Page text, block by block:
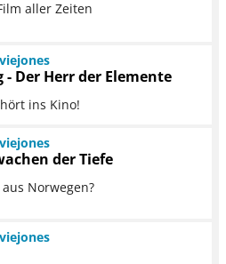
aller Zeiten
- Der Herr der Elemente
ins Kino!
der Tiefe
Norwegen?